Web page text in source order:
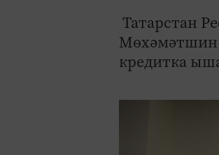
Татарстан
Мөхәмәтшин
кредитка